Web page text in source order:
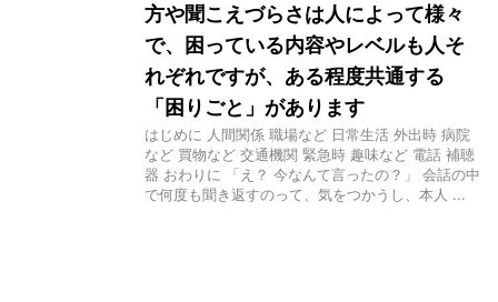
方や聞こえづらさは人によって様々
で、困っている内容やレベルも人そ
れぞれですが、ある程度共通する
「困りごと」があります
はじめに 人間関係 職場など 日常生活 外出時 病院
など 買物など 交通機関 緊急時 趣味など 電話 補聴
器 おわりに 「え？ 今なんて言ったの？」 会話の中
で何度も聞き返すのって、気をつかうし、本人 ...